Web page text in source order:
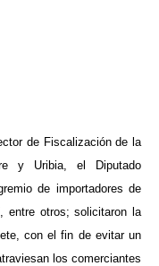
de Fiscalización de la
y Uribia, el Diputado
de importadores de
entre otros; solicitaron la
con el fin de evitar un
los comerciantes